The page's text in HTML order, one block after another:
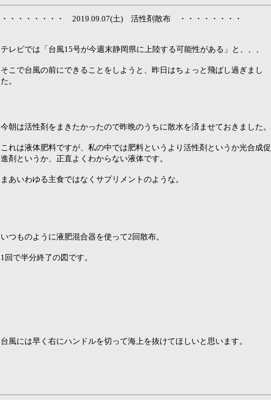
・・・・・・・・ 2019.09.07(土) 活性剤散布 ・・・・・・・・
テレビでは「台風15号が今週末静岡県に上陸する可能性がある」と、、、
そこで台風の前にできることをしようと、昨日はちょっと飛ばし過ぎまし
た。
今朝は活性剤をまきたかったので昨晩のうちに散水を済ませておきました。
これは液体肥料ですが、私の中では肥料というより活性剤というか光合成促
進剤というか、正直よくわからない液体です。
まあいわゆる主食ではなくサプリメントのような。
いつものように液肥混合器を使って2回散布。
1回で半分終了の図です。
台風には早く右にハンドルを切って海上を抜けてほしいと思います。